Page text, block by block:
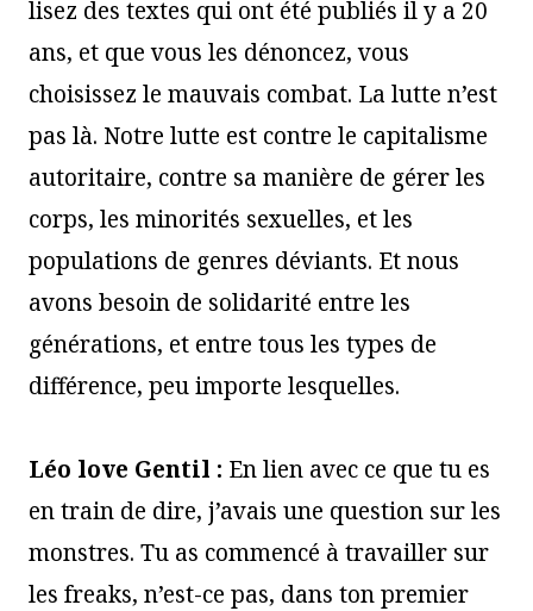
lisez des textes qui ont été publiés il y a 20
ans, et que vous les dénoncez, vous
choisissez le mauvais combat. La lutte n’est
pas là. Notre lutte est contre le capitalisme
autoritaire, contre sa manière de gérer les
corps, les minorités sexuelles, et les
populations de genres déviants. Et nous
avons besoin de solidarité entre les
générations, et entre tous les types de
différence, peu importe lesquelles.
Léo love Gentil : En lien avec ce que tu es
en train de dire, j’avais une question sur les
monstres. Tu as commencé à travailler sur
les freaks, n’est-ce pas, dans ton premier